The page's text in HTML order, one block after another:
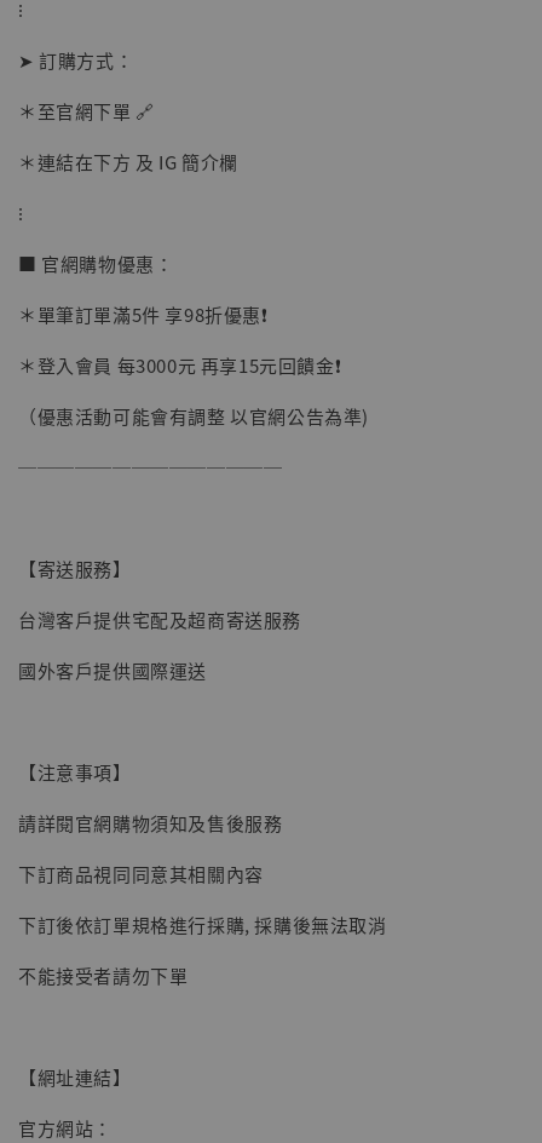
【現貨】BJSTUDIO 1/6系列可動蒐藏人偶 讓
子彈飛 鵝城縣長 張麻子 [BK01]
NT$ 4,980
⁝
➤ 訂購方式：
＊至官網下單 🔗
＊連結在下方 及 IG 簡介欄
⁝
■ 官網購物優惠：
＊單筆訂單滿5件 享98折優惠❗️
＊登入會員 每3000元 再享15元回饋金❗️
（優惠活動可能會有調整 以官網公告為準)
──────────────
【寄送服務】
台灣客戶提供宅配及超商寄送服務
國外客戶提供國際運送
【注意事項】
請詳閱官網購物須知及售後服務
下訂商品視同同意其相關內容
下訂後依訂單規格進行採購, 採購後無法取消
不能接受者請勿下單
【網址連結】
官方網站：